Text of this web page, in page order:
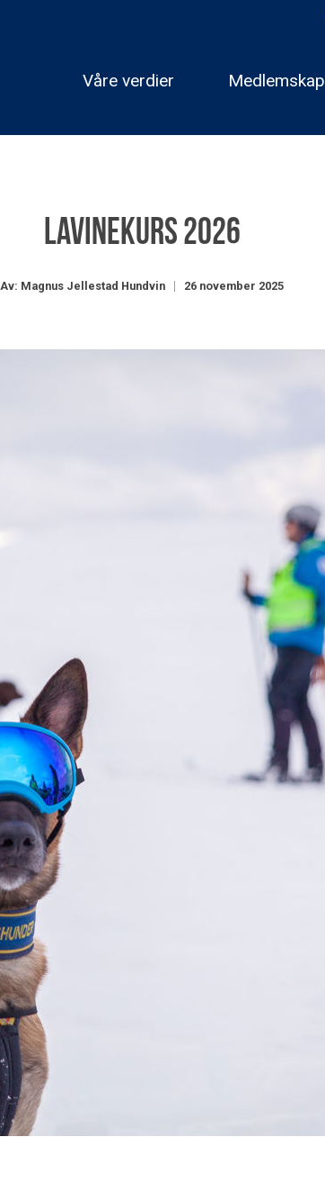
Våre verdier Medlemskap
Lavinekurs 2026
Av: Magnus Jellestad Hundvin 26 november 2025